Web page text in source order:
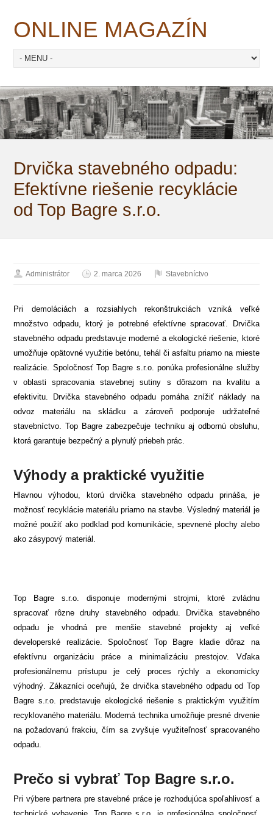
ONLINE MAGAZÍN
Drvička stavebného odpadu:
Efektívne riešenie recyklácie
od Top Bagre s.r.o.
Administrátor 2. marca 2026 Stavebníctvo
Pri demoláciách a rozsiahlych rekonštrukciách vzniká veľké
množstvo odpadu, ktorý je potrebné efektívne spracovať. Drvička
stavebného odpadu predstavuje moderné a ekologické riešenie, ktoré
umožňuje opätovné využitie betónu, tehál či asfaltu priamo na mieste
realizácie. Spoločnosť Top Bagre s.r.o. ponúka profesionálne služby
v oblasti spracovania stavebnej sutiny s dôrazom na kvalitu a
efektivitu. Drvička stavebného odpadu pomáha znížiť náklady na
odvoz materiálu na skládku a zároveň podporuje udržateľné
stavebníctvo. Top Bagre zabezpečuje techniku aj odbornú obsluhu,
ktorá garantuje bezpečný a plynulý priebeh prác.
Výhody a praktické využitie
Hlavnou výhodou, ktorú drvička stavebného odpadu prináša, je
možnosť recyklácie materiálu priamo na stavbe. Výsledný materiál je
možné použiť ako podklad pod komunikácie, spevnené plochy alebo
ako zásypový materiál.
Top Bagre s.r.o. disponuje modernými strojmi, ktoré zvládnu
spracovať rôzne druhy stavebného odpadu. Drvička stavebného
odpadu je vhodná pre menšie stavebné projekty aj veľké
developerské realizácie. Spoločnosť Top Bagre kladie dôraz na
efektívnu organizáciu práce a minimalizáciu prestojov. Vďaka
profesionálnemu prístupu je celý proces rýchly a ekonomicky
výhodný. Zákazníci oceňujú, že drvička stavebného odpadu od Top
Bagre s.r.o. predstavuje ekologické riešenie s praktickým využitím
recyklovaného materiálu. Moderná technika umožňuje presné drvenie
na požadovanú frakciu, čím sa zvyšuje využiteľnosť spracovaného
odpadu.
Prečo si vybrať Top Bagre s.r.o.
Pri výbere partnera pre stavebné práce je rozhodujúca spoľahlivosť a